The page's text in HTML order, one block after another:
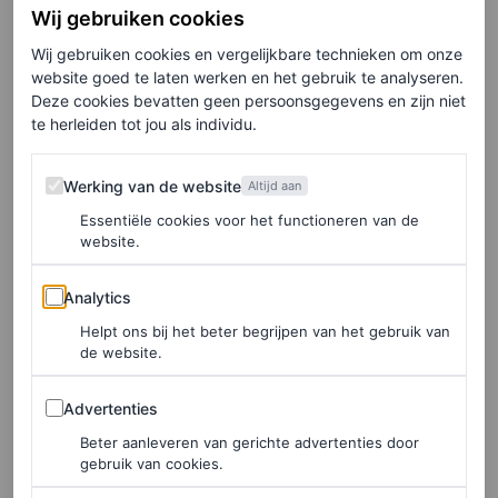
nog af en toe naar Nice en Monaco.
Met mottengaten
Hoewel zijn vak uit de bronstijd (!) stamt, past het in de
huidige trend van herwaardering; van vintage; van
natuurlijke materialen; van kwalitatief gemaakte kleding
en accessoires die met een beetje moeite nieuw leven
ingeblazen kunnen worden. Steeds meer modehuizen
bieden de laatste jaren reparatieservices aan voor hun
eigen producten. Zo introduceerde Bottega Veneta in
2022 een levenslange garantie op een aantal van zijn
designertassen. Ook Hermès, Louis Vuitton, Chanel,
Celine, Givenchy, Mulberry enquiet luxury-label
Wij gebruiken cookies
Wij gebruiken cookies en vergelijkbare technieken om onze
website goed te laten werken en het gebruik te analyseren.
Deze cookies bevatten geen persoonsgegevens en zijn niet
te herleiden tot jou als individu.
Werking van de website
Werking van de website Altijd aan
Essentiële cookies voor het functioneren van de
website.
Analytics
Analytics
Helpt ons bij het beter begrijpen van het gebruik van
de website.
Advertenties
Advertenties
Beter aanleveren van gerichte advertenties door
gebruik van cookies.